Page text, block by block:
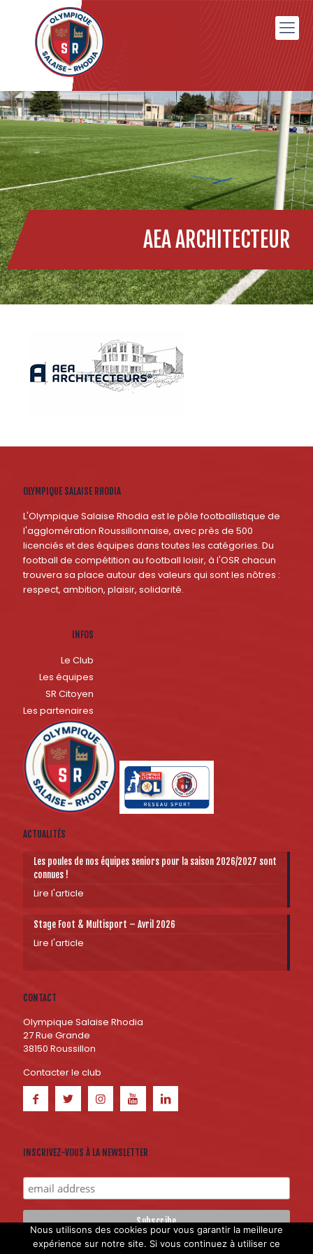
AEA ARCHITECTEUR
OLYMPIQUE SALAISE RHODIA
L'Olympique Salaise Rhodia est le pôle footballistique de
l'agglomération Roussillonnaise, avec près de 500
licenciés et des équipes dans toutes les catégories. Du
football de compétition au football loisir, à l'OSR chacun
trouvera sa place autour des valeurs qui sont les nôtres :
respect, ambition, plaisir, solidarité.
INFOS
Le Club
Les équipes
SR Citoyen
Les partenaires
ACTUALITÉS
Les poules de nos équipes seniors pour la saison 2026/2027 sont
connues !
Lire l'article
Stage Foot & Multisport – Avril 2026
Lire l'article
CONTACT
Olympique Salaise Rhodia
27 Rue Grande
38150 Roussillon
Contacter le club
INSCRIVEZ-VOUS À LA NEWSLETTER
Nous utilisons des cookies pour vous garantir la meilleure
expérience sur notre site. Si vous continuez à utiliser ce